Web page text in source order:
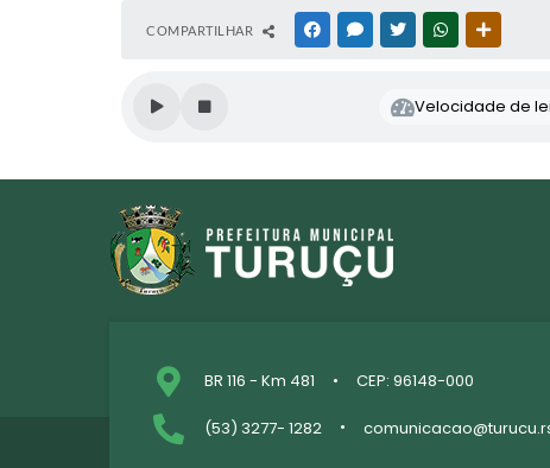
COMPARTILHAR FACEBOOKMESSENGER
TWITTERWHATSAPP
Velocidade de
BR 116 - Km 481 CEP: 96148-000
(53) 3277- 1282